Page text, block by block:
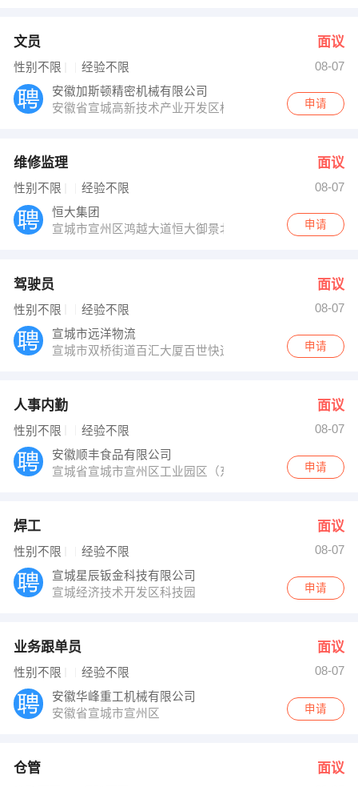
文员 面议
性别不限 经验不限
08-07
安徽加斯顿精密机械有限公司
安徽省宣城高新技术产业开发区松泉东路3-B号
申请
维修监理 面议
性别不限 经验不限
08-07
恒大集团
宣城市宣州区鸿越大道恒大御景北大门
申请
驾驶员 面议
性别不限 经验不限
08-07
宣城市远洋物流
宣城市双桥街道百汇大厦百世快运
申请
人事内勤 面议
性别不限 经验不限
08-07
安徽顺丰食品有限公司
宣城省宣城市宣州区工业园区（东区）怀仁路
申请
焊工 面议
性别不限 经验不限
08-07
宣城星辰钣金科技有限公司
宣城经济技术开发区科技园
申请
业务跟单员 面议
性别不限 经验不限
08-07
安徽华峰重工机械有限公司
安徽省宣城市宣州区
申请
仓管 面议